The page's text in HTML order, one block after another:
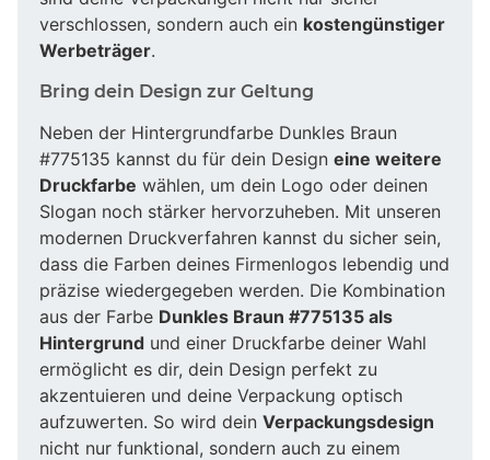
verschlossen, sondern auch ein kostengünstiger
Werbeträger.
Bring dein Design zur Geltung
Neben der Hintergrundfarbe Dunkles Braun
#775135 kannst du für dein Design eine weitere
Druckfarbe wählen, um dein Logo oder deinen
Slogan noch stärker hervorzuheben. Mit unseren
modernen Druckverfahren kannst du sicher sein,
dass die Farben deines Firmenlogos lebendig und
präzise wiedergegeben werden. Die Kombination
aus der Farbe Dunkles Braun #775135 als
Hintergrund und einer Druckfarbe deiner Wahl
ermöglicht es dir, dein Design perfekt zu
akzentuieren und deine Verpackung optisch
aufzuwerten. So wird dein Verpackungsdesign
nicht nur funktional, sondern auch zu einem